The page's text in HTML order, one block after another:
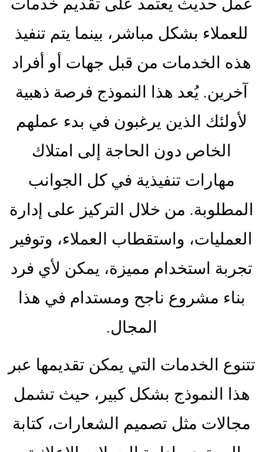
للعملاء بشكل مباشر، بينما يتم تنفيذ
هذه الخدمات من قبل جهات أو أفراد
آخرين. يُعد هذا النموذج فرصة ذهبية
لأولئك الذين يرغبون في بدء عملهم
الخاص دون الحاجة إلى امتلاك
مهارات تنفيذية في كل الجوانب
المطلوبة. من خلال التركيز على إدارة
العمليات، واستقطاب العملاء، وتوفير
تجربة استخدام مميزة، يمكن لأي فرد
بناء مشروع ناجح ومستدام في هذا
المجال.
تتنوع الخدمات التي يمكن تقديمها عبر
هذا النموذج بشكل كبير، حيث تشمل
مجالات مثل تصميم الشعارات، كتابة